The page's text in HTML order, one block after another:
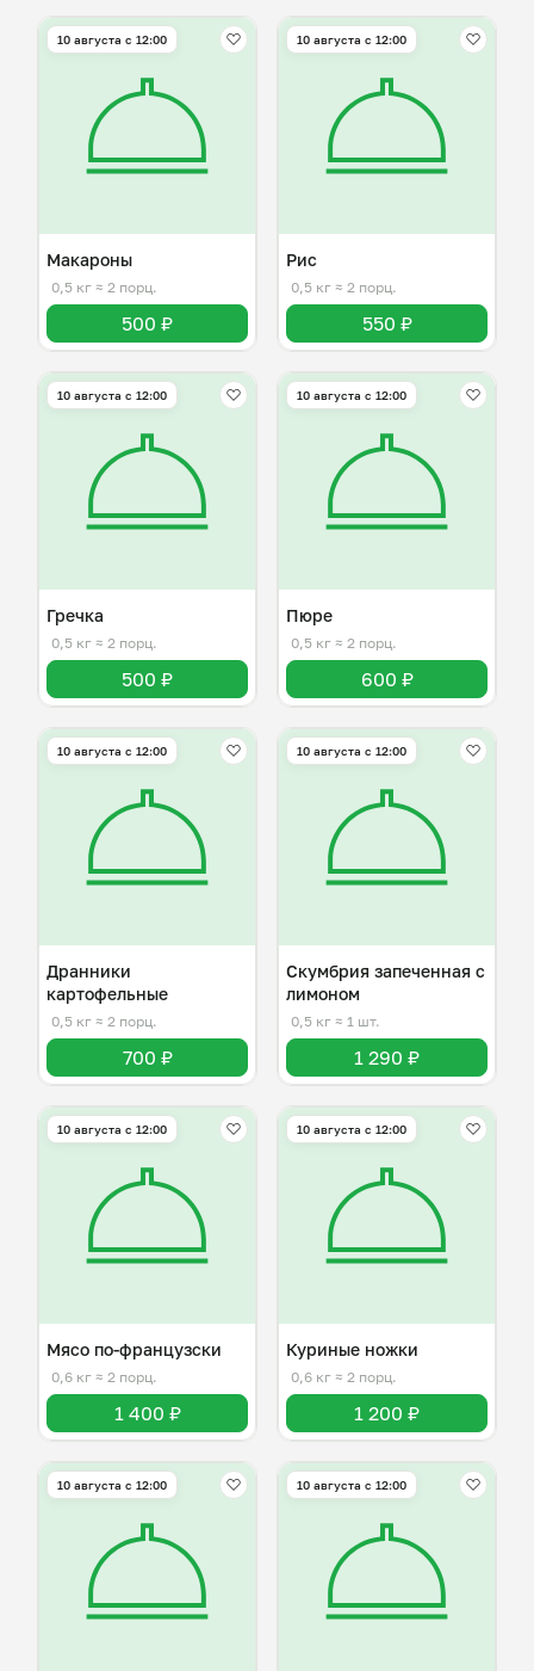
10 августа с 12:00
Макароны
0,5 кг ≈ 2 порц.
500 ₽
10 августа с 12:00
Рис
0,5 кг ≈ 2 порц.
550 ₽
10 августа с 12:00
Гречка
0,5 кг ≈ 2 порц.
500 ₽
10 августа с 12:00
Пюре
0,5 кг ≈ 2 порц.
600 ₽
10 августа с 12:00
Дранники
картофельные
0,5 кг ≈ 2 порц.
700 ₽
10 августа с 12:00
Скумбрия запеченная с
лимоном
0,5 кг ≈ 1 шт.
1 290 ₽
10 августа с 12:00
Мясо по-французски
0,6 кг ≈ 2 порц.
1 400 ₽
10 августа с 12:00
Куриные ножки
0,6 кг ≈ 2 порц.
1 200 ₽
10 августа с 12:00 10 августа с 12:00